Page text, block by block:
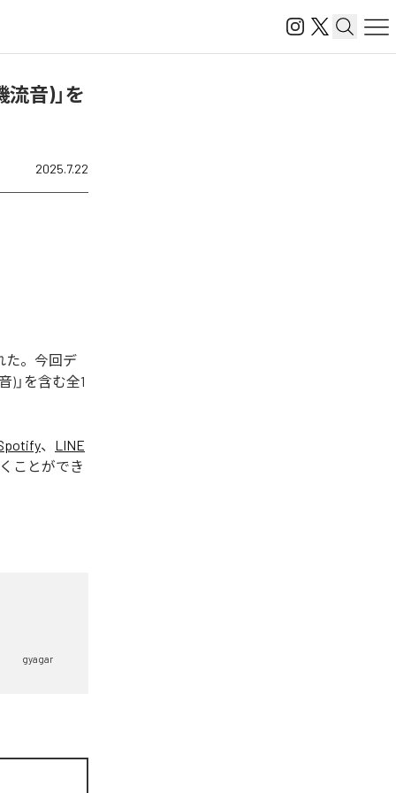
音)」を
2025.7.22
た。今回デ
」を含む全1
、 LINE
ことができ
gyagar